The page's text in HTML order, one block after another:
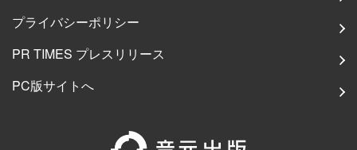
プライバシーポリシー
PR TIMES プレスリリース
PC版サイトへ